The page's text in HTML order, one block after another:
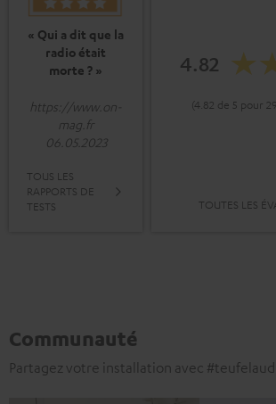
« Qui a dit que la
radio était
morte ? »
https://www.on-
mag.fr
06.05.2023
TOUS LES
RAPPORTS DE
TESTS
4.82
(4.82 de 5 pour
TOUTES LES
Communauté
Partagez votre installation avec